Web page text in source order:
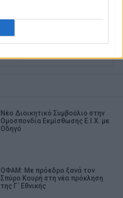
Νέο Διοικητικό Συμβούλιο στην
Ομοσπονδία Εκμίσθωσης Ε.Ι.Χ. με
Οδηγό
ΟΦΑΜ: Με πρόεδρο ξανά τον
Σπύρο Κουρή στη νέα πρόκληση
της Γ΄ Εθνικής